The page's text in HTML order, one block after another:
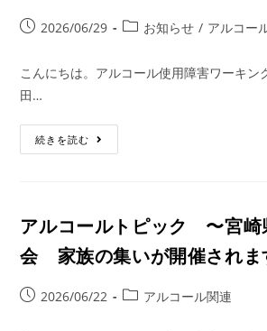
2026/06/29 お知らせ / アルコー
こんにちは。アルコール使用障害ワーキン
田…
続きを読む
アルコールトピック 〜宮崎
会 家族の集いが開催されま
2026/06/22 アルコール関連